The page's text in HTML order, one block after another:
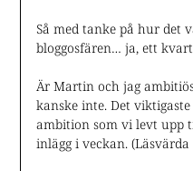
Så med tanke på hur det
bloggosfären… ja, ett
Är Martin och jag
kanske inte. Det
ambition som vi levt upp
inlägg i veckan. (Läsvärda